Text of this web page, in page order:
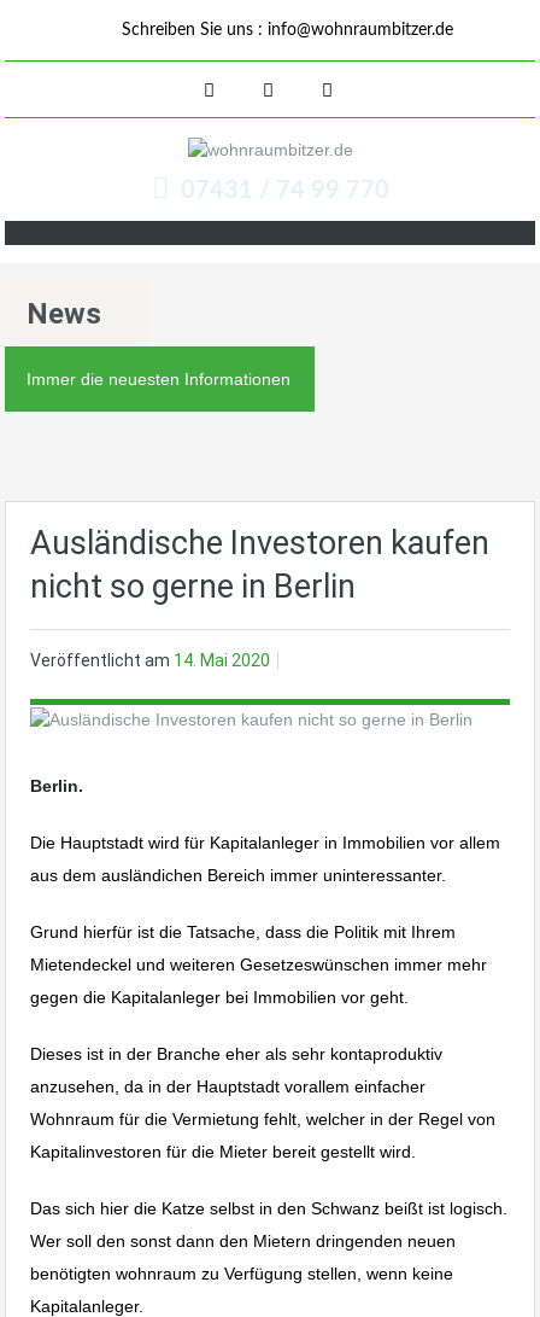
Schreiben Sie uns : info@wohnraumbitzer.de
07431 / 74 99 770
News
Immer die neuesten Informationen
Ausländische Investoren kaufen
nicht so gerne in Berlin
Veröffentlicht am 14. Mai 2020
Berlin.
Die Hauptstadt wird für Kapitalanleger in Immobilien vor allem
aus dem ausländichen Bereich immer uninteressanter.
Grund hierfür ist die Tatsache, dass die Politik mit Ihrem
Mietendeckel und weiteren Gesetzeswünschen immer mehr
gegen die Kapitalanleger bei Immobilien vor geht.
Dieses ist in der Branche eher als sehr kontaproduktiv
anzusehen, da in der Hauptstadt vorallem einfacher
Wohnraum für die Vermietung fehlt, welcher in der Regel von
Kapitalinvestoren für die Mieter bereit gestellt wird.
Das sich hier die Katze selbst in den Schwanz beißt ist logisch.
Wer soll den sonst dann den Mietern dringenden neuen
benötigten wohnraum zu Verfügung stellen, wenn keine
Kapitalanleger.